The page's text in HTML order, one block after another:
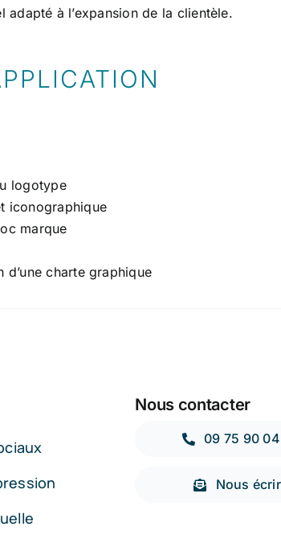
à l’expansion de la clientèle.
logotype
iconographique
marque
charte graphique
Nous contacter
09 75 90
Nous